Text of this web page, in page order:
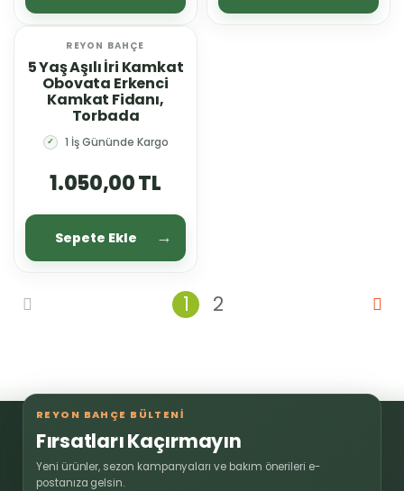
REYON BAHÇE
5 Yaş Aşılı İri Kamkat
Obovata Erkenci
Kamkat Fidanı,
Torbada
✓ 1 İş Gününde Kargo
1.050,00 TL
Sepete Ekle
1 2
REYON BAHÇE BÜLTENİ
Fırsatları Kaçırmayın
Yeni ürünler, sezon kampanyaları ve bakım önerileri e-
postanıza gelsin.